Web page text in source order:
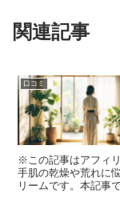
o
関連記事
口コミ
※この記事はアフィ
手肌の乾燥や荒れに
リームです。本記事